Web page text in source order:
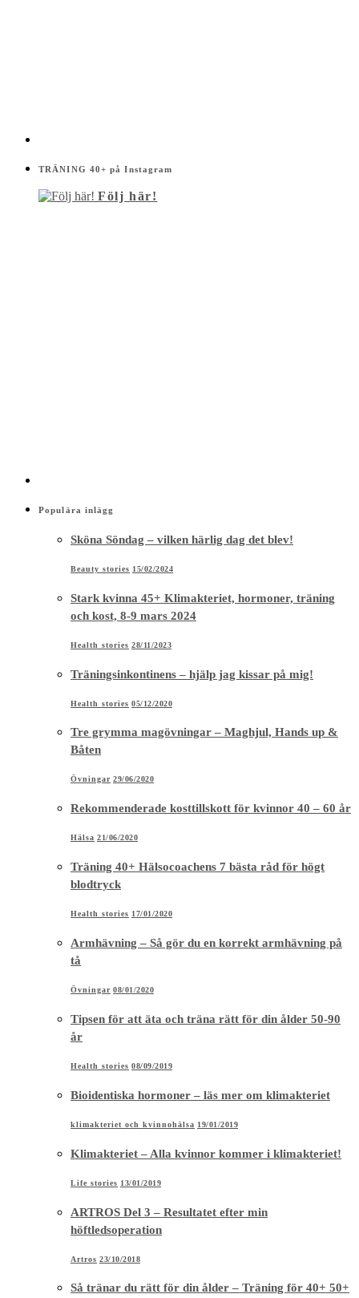
TRÄNING 40+ på Instagram
Följ här!
Populära inlägg
Sköna Söndag – vilken härlig dag det blev!
Beauty stories 15/02/2024
Stark kvinna 45+ Klimakteriet, hormoner, träning
och kost, 8-9 mars 2024
Health stories 28/11/2023
Träningsinkontinens – hjälp jag kissar på mig!
Health stories 05/12/2020
Tre grymma magövningar – Maghjul, Hands up &
Båten
Övningar 29/06/2020
Rekommenderade kosttillskott för kvinnor 40 – 60 år
Hälsa 21/06/2020
Träning 40+ Hälsocoachens 7 bästa råd för högt
blodtryck
Health stories 17/01/2020
Armhävning – Så gör du en korrekt armhävning på
tå
Övningar 08/01/2020
Tipsen för att äta och träna rätt för din ålder 50-90
år
Health stories 08/09/2019
Bioidentiska hormoner – läs mer om klimakteriet
klimakteriet och kvinnohälsa 19/01/2019
Klimakteriet – Alla kvinnor kommer i klimakteriet!
Life stories 13/01/2019
ARTROS Del 3 – Resultatet efter min
höftledsoperation
Artros 23/10/2018
Så tränar du rätt för din ålder – Träning för 40+ 50+